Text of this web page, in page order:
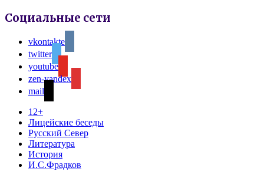
Социальные сети
vkontakte
twitter
youtube
zen-yandex
mail
12+
Лицейские беседы
Русский Север
Литература
История
И.С.Фрадков